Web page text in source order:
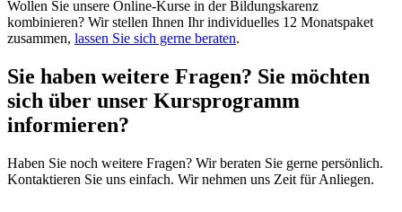
Wollen Sie unsere Online-Kurse in der Bildungskarenz
kombinieren? Wir stellen Ihnen Ihr individuelles 12 Monatspaket
zusammen, lassen Sie sich gerne beraten.
Sie haben weitere Fragen? Sie möchten
sich über unser Kursprogramm
informieren?
Haben Sie noch weitere Fragen? Wir beraten Sie gerne persönlich.
Kontaktieren Sie uns einfach. Wir nehmen uns Zeit für Anliegen.